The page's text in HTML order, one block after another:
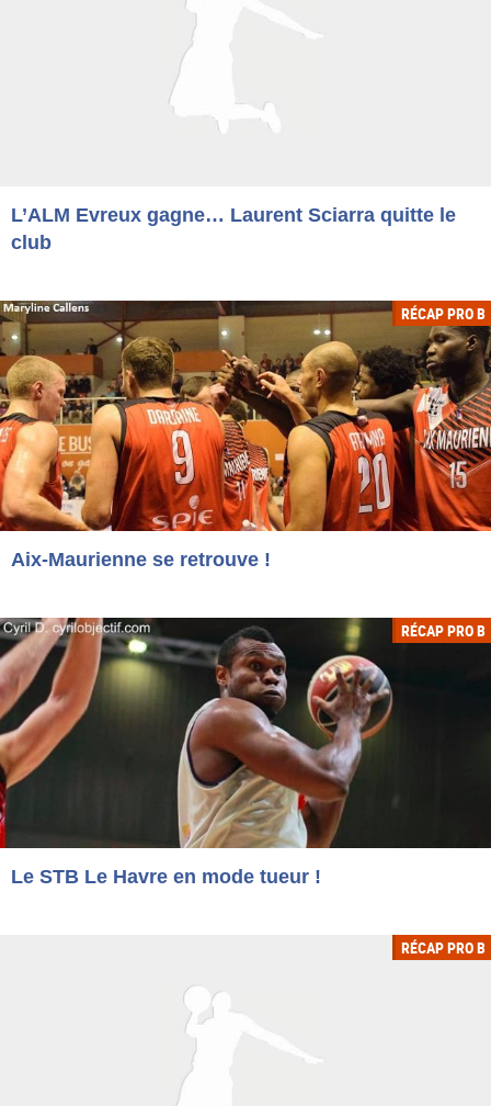
L’ALM Evreux gagne… Laurent Sciarra quitte le
club
RÉCAP PRO B
Aix-Maurienne se retrouve !
RÉCAP PRO B
Le STB Le Havre en mode tueur !
RÉCAP PRO B